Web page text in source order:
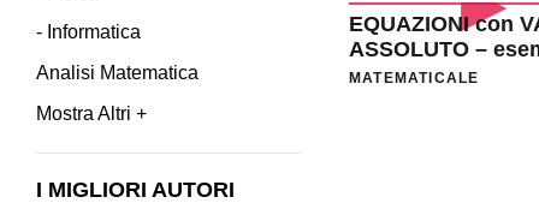
- Informatica
Analisi Matematica
Mostra Altri +
I MIGLIORI AUTORI
EQUAZIONI con
ASSOLUTO –
EV21
MATEMATICALE